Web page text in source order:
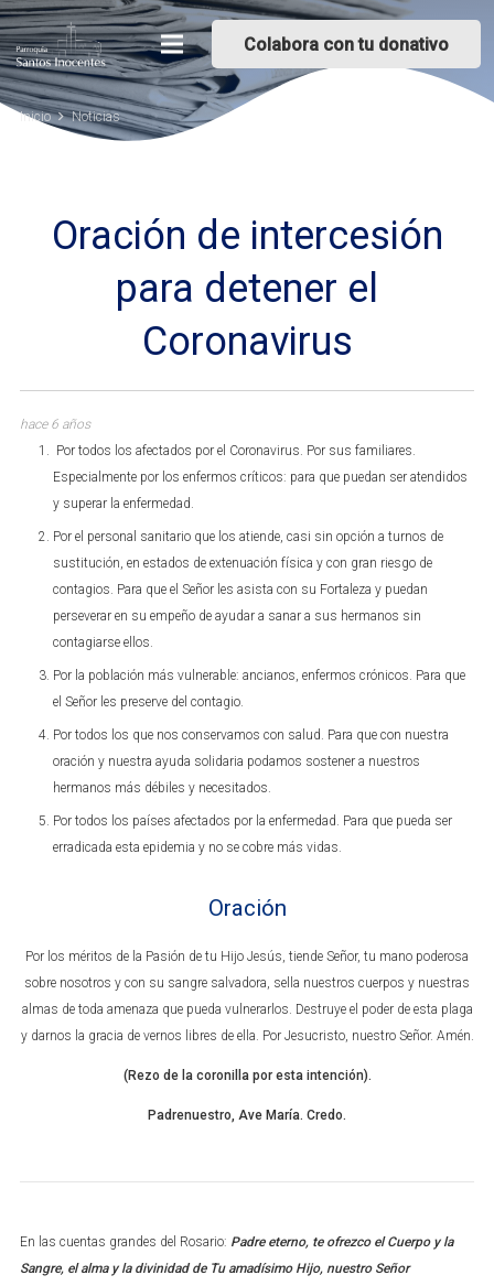
Colabora con tu donativo
Inicio Noticias
Oración de intercesión
para detener el
Coronavirus
hace 6 años
Por todos los afectados por el Coronavirus. Por sus familiares.
Especialmente por los enfermos críticos: para que puedan ser atendidos
y superar la enfermedad.
Por el personal sanitario que los atiende, casi sin opción a turnos de
sustitución, en estados de extenuación física y con gran riesgo de
contagios. Para que el Señor les asista con su Fortaleza y puedan
perseverar en su empeño de ayudar a sanar a sus hermanos sin
contagiarse ellos.
Por la población más vulnerable: ancianos, enfermos crónicos. Para que
el Señor les preserve del contagio.
Por todos los que nos conservamos con salud. Para que con nuestra
oración y nuestra ayuda solidaria podamos sostener a nuestros
hermanos más débiles y necesitados.
Por todos los países afectados por la enfermedad. Para que pueda ser
erradicada esta epidemia y no se cobre más vidas.
Oración
Por los méritos de la Pasión de tu Hijo Jesús, tiende Señor, tu mano poderosa
sobre nosotros y con su sangre salvadora, sella nuestros cuerpos y nuestras
almas de toda amenaza que pueda vulnerarlos. Destruye el poder de esta plaga
y darnos la gracia de vernos libres de ella. Por Jesucristo, nuestro Señor. Amén.
(Rezo de la coronilla por esta intención).
Padrenuestro, Ave María. Credo.
En las cuentas grandes del Rosario: Padre eterno, te ofrezco el Cuerpo y la
Sangre, el alma y la divinidad de Tu amadísimo Hijo, nuestro Señor